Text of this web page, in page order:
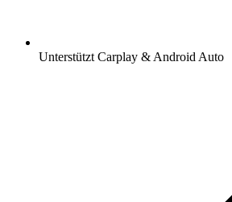
Unterstützt Carplay & Android Auto